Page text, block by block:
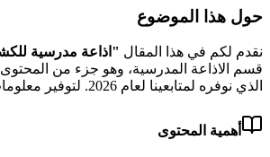
حول هذا الموضوع
نقدم لكم في هذا المقال " اذاعة مدرسية
قسم الاذاعة المدرسية، وهو جزء من المحتوى
الذي نوفره لمتابعينا لعام 2026
. لتوفير
أهمية المحتوى